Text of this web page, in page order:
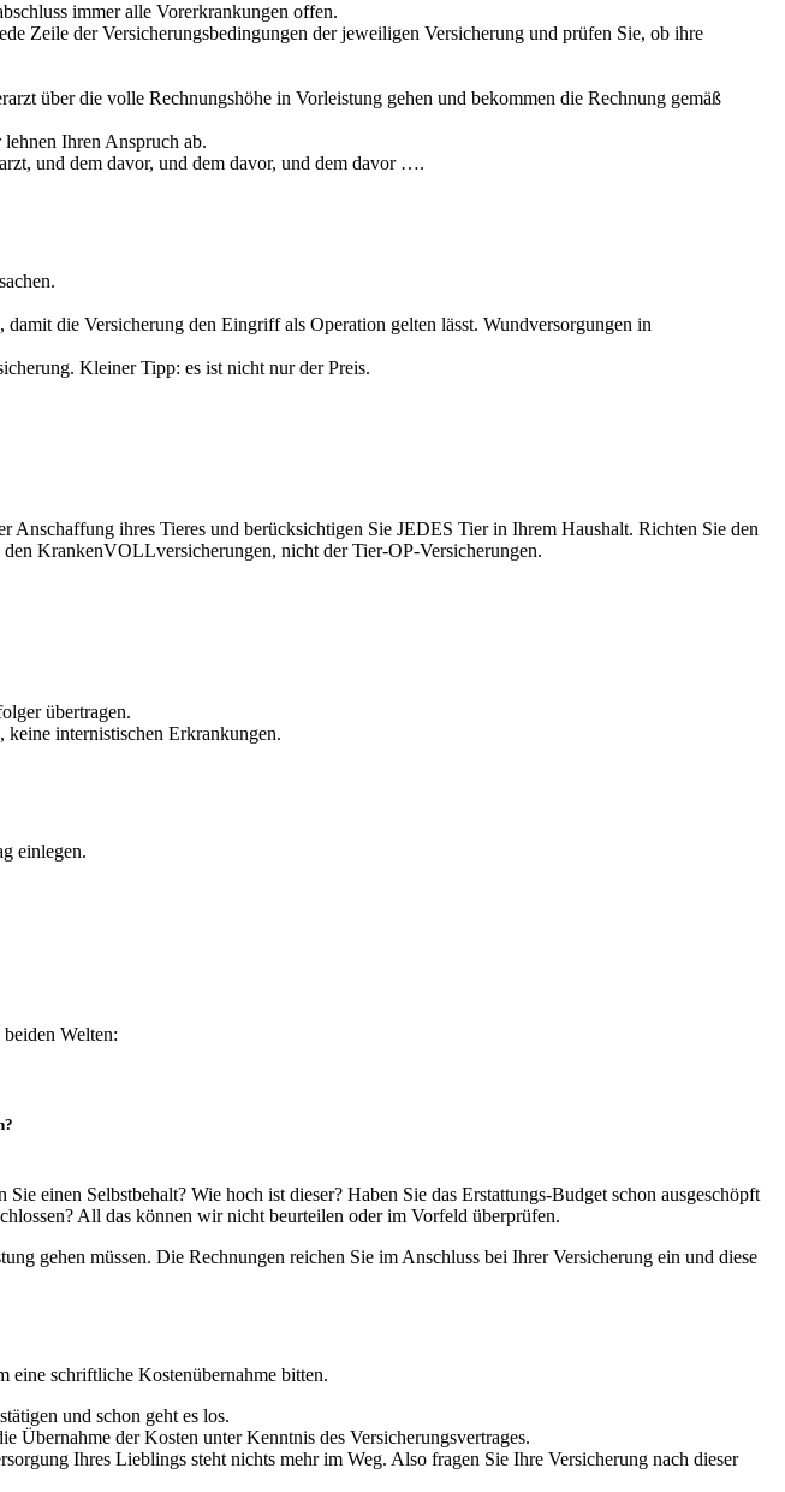
immer alle Vorerkrankungen offen.
Zeile der Versicherungsbedingungen der jeweiligen Versicherung und prüfen Sie, ob ihre
über die volle Rechnungshöhe in Vorleistung gehen und bekommen die Rechnung gemäß
Ihren Anspruch ab.
und dem davor, und dem davor, und dem davor ….
die Versicherung den Eingriff als Operation gelten lässt. Wundversorgungen in
Kleiner Tipp: es ist nicht nur der Preis.
ihres Tieres und berücksichtigen Sie JEDES Tier in Ihrem Haushalt. Richten Sie den
den KrankenVOLLversicherungen, nicht der Tier-OP-Versicherungen.
übertragen.
keine internistischen Erkrankungen.
einlegen.
Welten:
einen Selbstbehalt? Wie hoch ist dieser? Haben Sie das Erstattungs-Budget schon ausgeschöpft
All das können wir nicht beurteilen oder im Vorfeld überprüfen.
gehen müssen. Die Rechnungen reichen Sie im Anschluss bei Ihrer Versicherung ein und diese
eine schriftliche Kostenübernahme bitten.
und schon geht es los.
Übernahme der Kosten unter Kenntnis des Versicherungsvertrages.
Ihres Lieblings steht nichts mehr im Weg. Also fragen Sie Ihre Versicherung nach dieser